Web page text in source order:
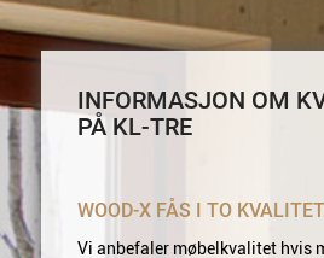
INFORMASJON OM
PÅ KL-TRE
WOOD-X FÅS I TO
Vi anbefaler møbelkvalitet hvis